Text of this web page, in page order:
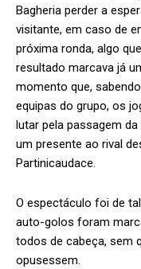
Bagheria perder a
visitante, em caso de
próxima ronda, algo
resultado marcava já
momento que,
equipas do grupo, os
lutar pela passagem
um presente ao rival
Partinicaudace.
O espectáculo foi de
auto-golos foram
todos de cabeça, sem
opusessem.